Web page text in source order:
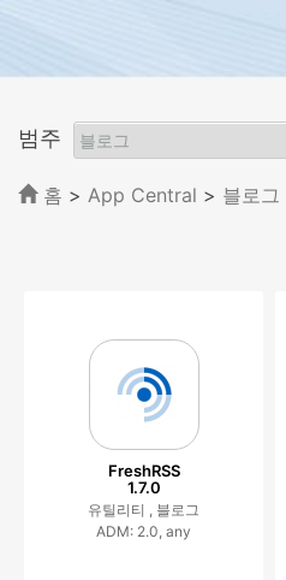
범주
홈 > App Central > 블로그
FreshRSS
1.7.0
유틸리티 , 블로그
ADM: 2.0, any